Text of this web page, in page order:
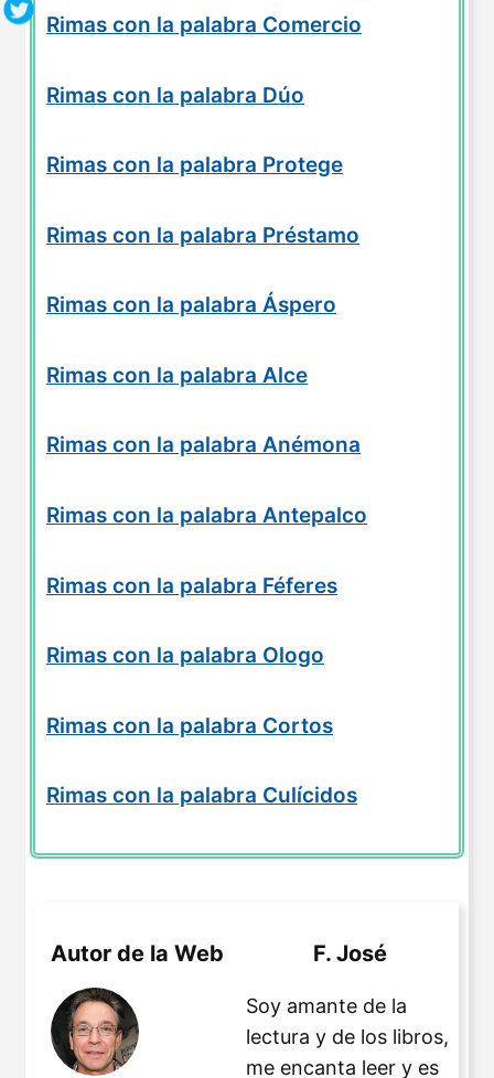
Rimas con la palabra Comercio
Rimas con la palabra Dúo
Rimas con la palabra Protege
Rimas con la palabra Préstamo
Rimas con la palabra Áspero
Rimas con la palabra Alce
Rimas con la palabra Anémona
Rimas con la palabra Antepalco
Rimas con la palabra Féferes
Rimas con la palabra Ologo
Rimas con la palabra Cortos
Rimas con la palabra Culícidos
Autor de la Web F. José
Soy amante de la
lectura y de los libros,
me encanta leer y es